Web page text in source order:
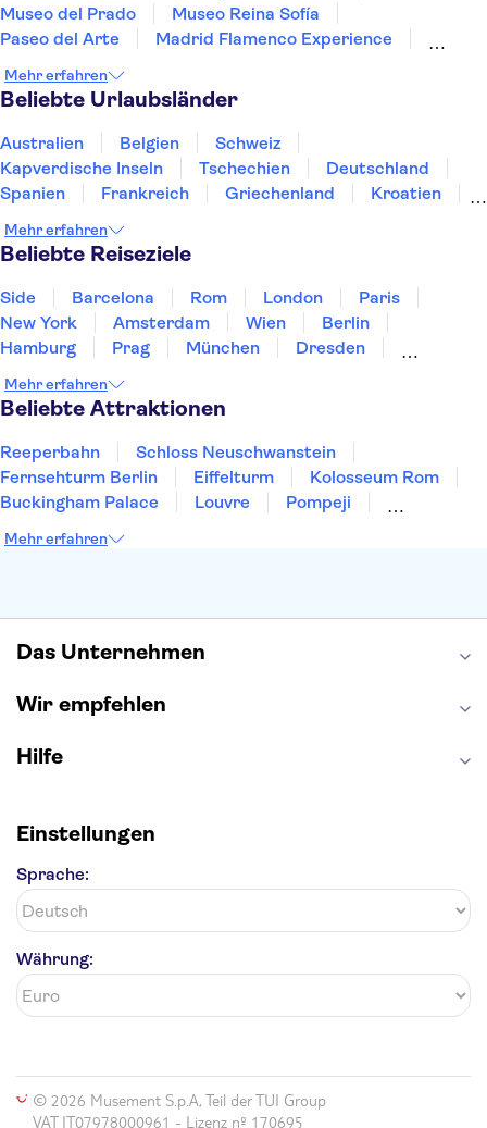
Museo del Prado
Museo Reina Sofía
Paseo del Arte
Madrid Flamenco Experience
Retiro Park
WAH Madrid
Teide
Ajuy Caves
Kartause von Valldemossa
Puerto Colon
Mehr erfahren
Beliebte Urlaubsländer
Australien Belgien
Schweiz
Kapverdische Inseln
Tschechien
Deutschland
Spanien
Frankreich Griechenland
Kroatien
Norwegen
Polen
Mehr erfahren
Beliebte Reiseziele
Side Barcelona Rom London
Paris
New York
Amsterdam Wien
Berlin
Hamburg
Prag München
Dresden
Heidelberg
Bremen
Mehr erfahren
Beliebte Attraktionen
Reeperbahn
Schloss Neuschwanstein
Fernsehturm Berlin
Eiffelturm
Kolosseum Rom
Buckingham Palace
Louvre
Pompeji
Moulin Rouge
Mehr erfahren
Das Unternehmen
Wir empfehlen
Hilfe
Einstellungen
Sprache:
Währung:
© 2026 Musement S.p.A, Teil der TUI Group
VAT IT07978000961 - Lizenz nº 170695